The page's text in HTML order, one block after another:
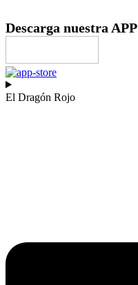
Descarga nuestra APP
El Dragón Rojo